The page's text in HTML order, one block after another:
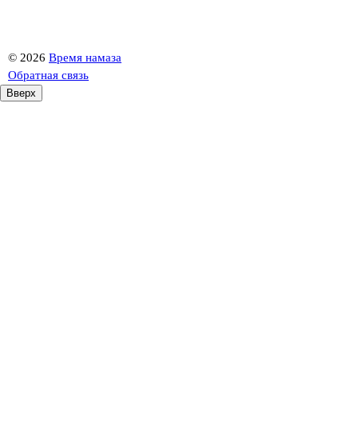
© 2026 Время намаза
Обратная связь
Вверх